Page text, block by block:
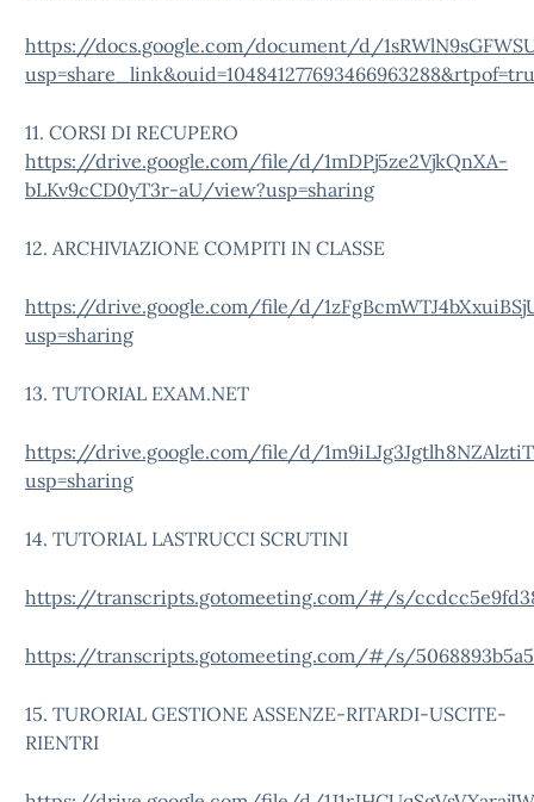
https://docs.google.com/document/d/
11. CORSI DI RECUPERO
https://drive.google.com/file/d/1mDPj5ze2VjkQnXA-
bLKv9cCD0yT3r-aU/view?usp=sharing
12. ARCHIVIAZIONE COMPITI IN CLASSE
https://drive.google.com/file/d/
usp=sharing
13. TUTORIAL EXAM.NET
https://drive.google.com/file/d/
usp=sharing
14. TUTORIAL LASTRUCCI SCRUTINI
https://transcripts.gotomeeting.com/#/s/
https://transcripts.gotomeeting.com/#/s/
15. TURORIAL GESTIONE ASSENZE-RITARDI-USCITE-
RIENTRI